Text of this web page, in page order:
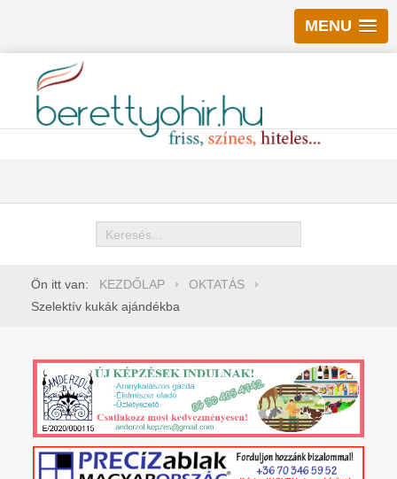
MENU
Keresés
Ön itt van: KEZDŐLAP
OKTATÁS
Szelektív kukák ajándékba